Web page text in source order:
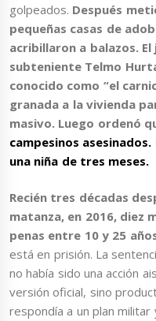
golpeados. Después
pequeñas casas de
acribillaron a balazos.
subteniente Telmo
conocido como “el
granada a la vivienda
masivo. Luego ordenó
campesinos
una niña de tres meses.
Recién tres décadas
matanza, en 2016, diez
penas entre 10 y 25
está en prisión. La
no había sido una acción
versión oficial, sino
respondía a un plan